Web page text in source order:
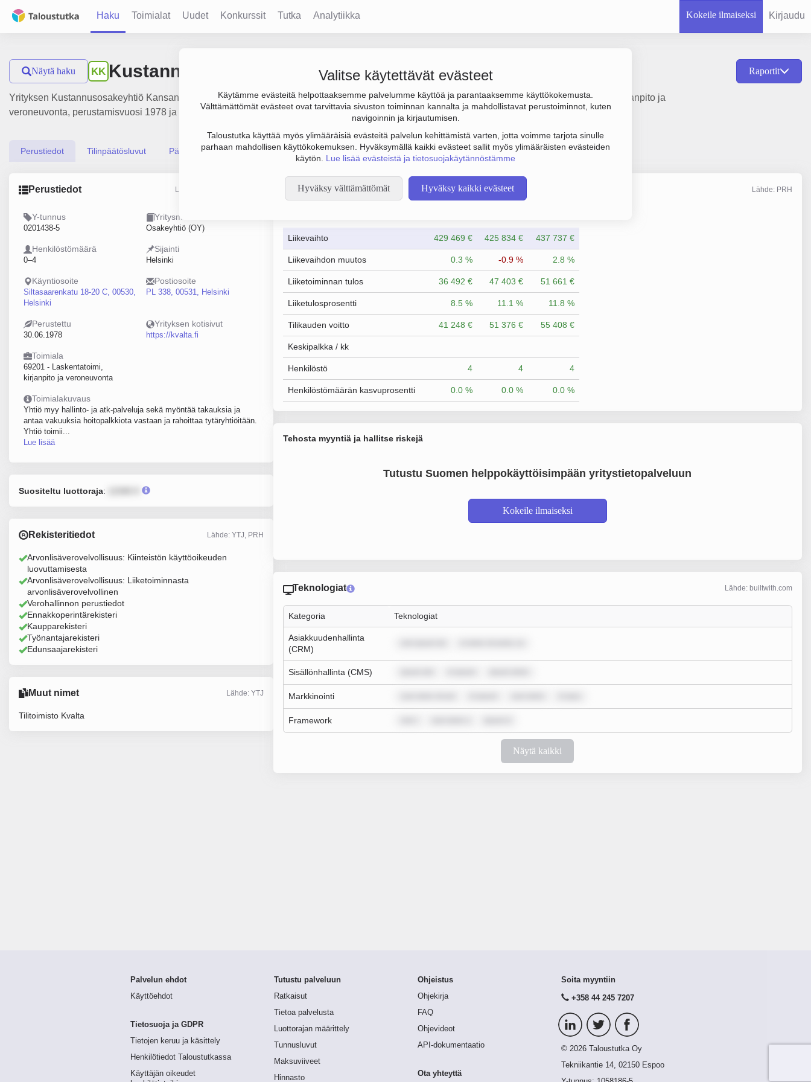
Haku Toimialat Uudet Konkurssit Tutka Analytiikka Kokeile ilmaiseksi Kirjaudu
Valitse käytettävät evästeet
Käytämme evästeitä helpottaaksemme palvelumme käyttöä ja parantaaksemme käyttökokemusta.
Välttämättömät evästeet ovat tarvittavia sivuston toiminnan kannalta ja mahdollistavat perustoiminnot, kuten
navigoinnin ja kirjautumisen.
Taloustutka käyttää myös ylimääräisiä evästeitä palvelun kehittämistä varten, jotta voimme tarjota sinulle
parhaan mahdollisen käyttökokemuksen. Hyväksymällä kaikki evästeet sallit myös ylimääräisten evästeiden
käytön. Lue lisää evästeistä ja tietosuojakäytännöstämme
Hyväksy välttämättömät Hyväksy kaikki evästeet
Näytä haku KK Kustannusosakeyhtiö Kansanvalta Raportit
Yrityksen Kustannusosakeyhtiö Kansanvalta liikevaihto on 438 000 €, tulos 52 000 € ja henkilöstömäärä 4. Sen päätoimiala on Laskentatoimi, kirjanpito ja
veroneuvonta, perustamisvuosi 1978 ja sijainti Helsinki. Yrityksen yhtiömuoto Osakeyhtiö (OY).
Perustiedot Tilinpäätösluvut Päättäjätiedot
Perustiedot Lähde: YTJ, PRH, Traficom
Y-tunnus
0201438-5
Yritysmuoto
Osakeyhtiö (OY)
Henkilöstömäärä
0–4
Sijainti
Helsinki
Käyntiosoite
Siltasaarenkatu 18-20 C, 00530,
Helsinki
Postiosoite
PL 338, 00531, Helsinki
Perustettu
30.06.1978
Yrityksen kotisivut
https://kvalta.fi
Toimiala
69201 - Laskentatoimi,
kirjanpito ja veroneuvonta
Toimialakuvaus
Yhtiö myy hallinto- ja atk-palveluja sekä myöntää takauksia ja
antaa vakuuksia hoitopalkkiota vastaan ja rahoittaa tytäryhtiöitään.
Yhtiö toimii...
Lue lisää
Suositeltu luottoraja:
Rekisteritiedot Lähde: YTJ, PRH
Arvonlisäverovelvollisuus: Kiinteistön käyttöoikeuden
luovuttamisesta
Arvonlisäverovelvollisuus: Liiketoiminnasta
arvonlisäverovelvollinen
Verohallinnon perustiedot
Ennakkoperintärekisteri
Kaupparekisteri
Työnantajarekisteri
Edunsaajarekisteri
Muut nimet Lähde: YTJ
Tilitoimisto Kvalta
Taloustiedot Lähde: PRH
Liikevaihto 429 469 € 425 834 € 437 737 €
Liikevaihdon muutos 0.3 % -0.9 % 2.8 %
Liiketoiminnan tulos 36 492 € 47 403 € 51 661 €
Liiketulosprosentti 8.5 % 11.1 % 11.8 %
Tilikauden voitto 41 248 € 51 376 € 55 408 €
Keskipalkka / kk
Henkilöstö 4 4 4
Henkilöstömäärän kasvuprosentti 0.0 % 0.0 % 0.0 %
Tehosta myyntiä ja hallitse riskejä
Tutustu Suomen helppokäyttöisimpään yritystietopalveluun
Kokeile ilmaiseksi
Teknologiat Lähde: builtwith.com
Kategoria Teknologiat
Asiakkuudenhallinta
(CRM)
Sisällönhallinta (CMS)
Markkinointi
Framework
Näytä kaikki
Palvelun ehdot
Käyttöehdot
Tietosuoja ja GDPR
Tietojen keruu ja käsittely
Henkilötiedot Taloustutkassa
Käyttäjän oikeudet
Tutustu palveluun
Ratkaisut
Tietoa palvelusta
Luottorajan määrittely
Tunnusluvut
Maksuviiveet
Hinnasto
Ohjeistus
Ohjekirja
FAQ
Ohjevideot
API-dokumentaatio
Ota yhteyttä
Soita myyntiin
+358 44 245 7207
© 2026 Taloustutka Oy
Tekniikantie 14, 02150 Espoo